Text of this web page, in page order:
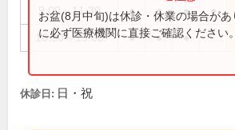
9:00～11:30 ● ● ● ●
16:30～19:00 ● ● ●
お盆(8月中旬)は休診・休業の場合が
に必ず医療機関に直接ご確認ください。
休診日: 日・祝